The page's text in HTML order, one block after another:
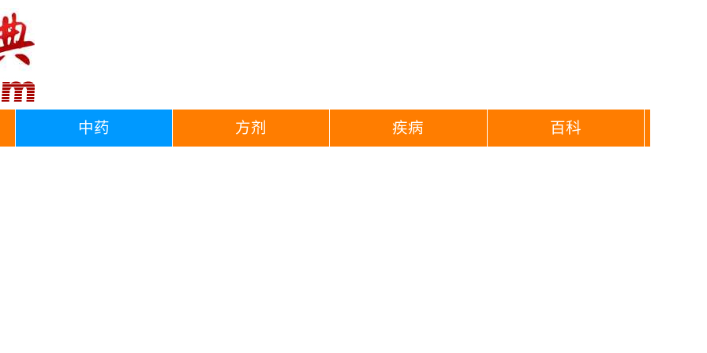
中药 方剂 疾病 百科